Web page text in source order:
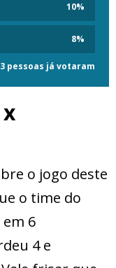
10%
8%
pessoas já votaram
o jogo deste
o time do
6
4 e